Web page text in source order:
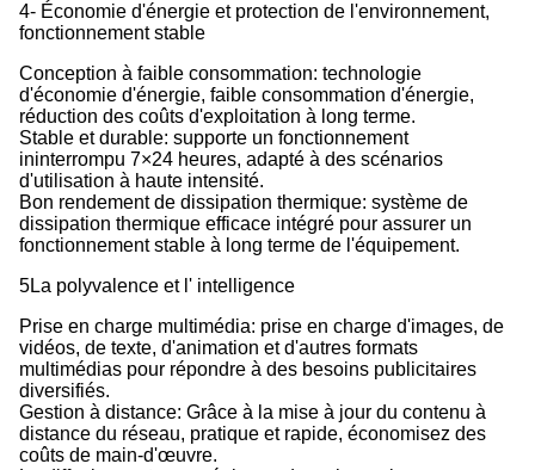
4- Économie d'énergie et protection de l'environnement,
fonctionnement stable
Conception à faible consommation: technologie
d'économie d'énergie, faible consommation d'énergie,
réduction des coûts d'exploitation à long terme.
Stable et durable: supporte un fonctionnement
ininterrompu 7×24 heures, adapté à des scénarios
d'utilisation à haute intensité.
Bon rendement de dissipation thermique: système de
dissipation thermique efficace intégré pour assurer un
fonctionnement stable à long terme de l'équipement.
5La polyvalence et l' intelligence
Prise en charge multimédia: prise en charge d'images, de
vidéos, de texte, d'animation et d'autres formats
multimédias pour répondre à des besoins publicitaires
diversifiés.
Gestion à distance: Grâce à la mise à jour du contenu à
distance du réseau, pratique et rapide, économisez des
coûts de main-d'œuvre.